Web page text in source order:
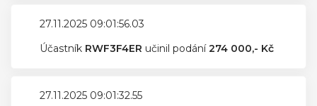
27.11.2025 09:01:56.03
Účastník RWF3F4ER učinil podání274 000,- Kč
27.11.2025 09:01:32.55